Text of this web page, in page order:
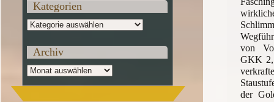
von
GKK 2,
der
Kategorien
Kategorien
Archiv
Archiv